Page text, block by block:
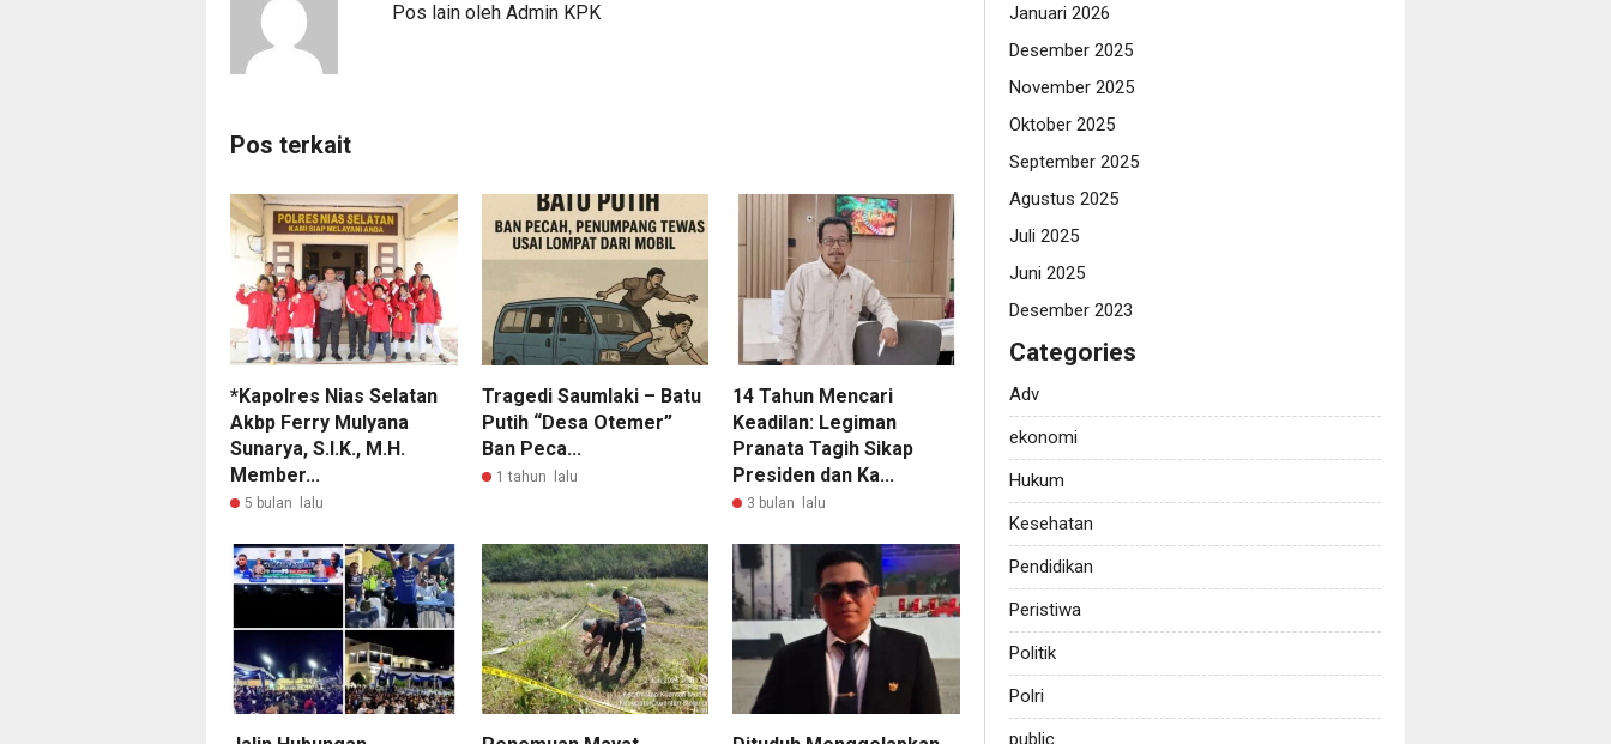
Pos lain oleh Admin KPK
Pos terkait
*Kapolres Nias Selatan
Akbp Ferry Mulyana
Sunarya, S.I.K., M.H.
Member...
5 bulan lalu
Tragedi Saumlaki – Batu
Putih “Desa Otemer”
Ban Peca...
1 tahun lalu
14 Tahun Mencari
Keadilan: Legiman
Pranata Tagih Sikap
Presiden dan Ka...
3 bulan lalu
Januari 2026
Desember 2025
November 2025
Oktober 2025
September 2025
Agustus 2025
Juli 2025
Juni 2025
Desember 2023
Categories
Adv
ekonomi
Hukum
Kesehatan
Pendidikan
Peristiwa
Politik
Polri
public